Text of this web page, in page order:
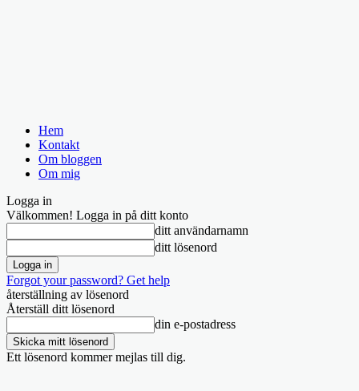
Hem
Kontakt
Om bloggen
Om mig
Logga in
Välkommen! Logga in på ditt konto
ditt användarnamn
ditt lösenord
Forgot your password? Get help
återställning av lösenord
Återställ ditt lösenord
din e-postadress
Ett lösenord kommer mejlas till dig.